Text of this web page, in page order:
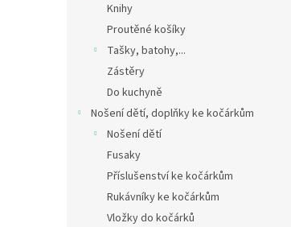
Knihy
Proutěné košíky
Tašky, batohy,...
Zástěry
Do kuchyně
Nošení dětí, doplňky ke kočárkům
Nošení dětí
Fusaky
Příslušenství ke kočárkům
Rukávníky ke kočárkům
Vložky do kočárků